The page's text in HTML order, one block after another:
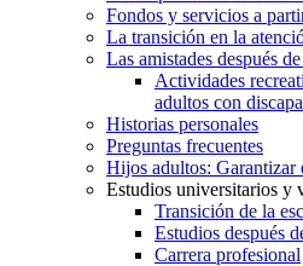
Fondos y servicios a
La transición en la
Las amistades después
Actividades
adultos con
Historias personales
Preguntas frecuentes
Hijos adultos: Garantizar
Estudios universitarios y
Transición de la
Estudios después
Carrera profesional